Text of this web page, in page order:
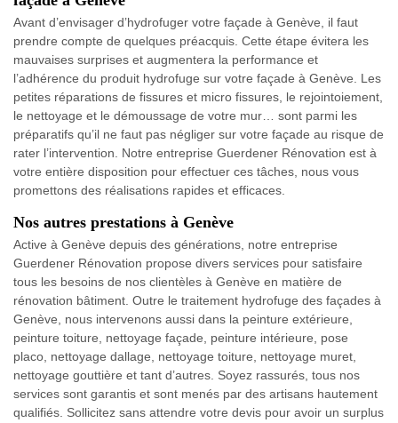
Avant d’envisager d’hydrofuger votre façade à Genève, il faut
prendre compte de quelques préacquis. Cette étape évitera les
mauvaises surprises et augmentera la performance et
l’adhérence du produit hydrofuge sur votre façade à Genève. Les
petites réparations de fissures et micro fissures, le rejointoiement,
le nettoyage et le démoussage de votre mur… sont parmi les
préparatifs qu’il ne faut pas négliger sur votre façade au risque de
rater l’intervention. Notre entreprise Guerdener Rénovation est à
votre entière disposition pour effectuer ces tâches, nous vous
promettons des réalisations rapides et efficaces.
Nos autres prestations à Genève
Active à Genève depuis des générations, notre entreprise
Guerdener Rénovation propose divers services pour satisfaire
tous les besoins de nos clientèles à Genève en matière de
rénovation bâtiment. Outre le traitement hydrofuge des façades à
Genève, nous intervenons aussi dans la peinture extérieure,
peinture toiture, nettoyage façade, peinture intérieure, pose
placo, nettoyage dallage, nettoyage toiture, nettoyage muret,
nettoyage gouttière et tant d’autres. Soyez rassurés, tous nos
services sont garantis et sont menés par des artisans hautement
qualifiés. Sollicitez sans attendre votre devis pour avoir un surplus